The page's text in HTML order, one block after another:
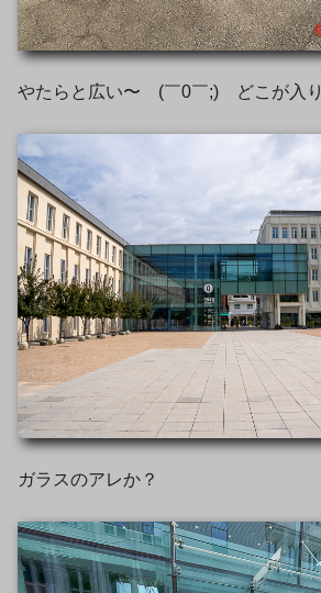
やたらと広い〜 (￣0￣;) どこが入り
ガラスのアレか？